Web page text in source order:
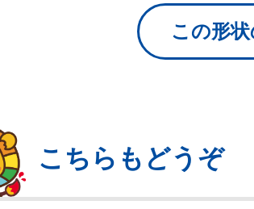
この形
こちらもどうぞ